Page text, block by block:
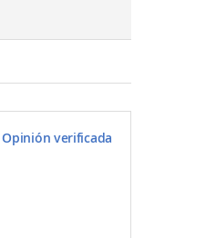
Opinión verificada